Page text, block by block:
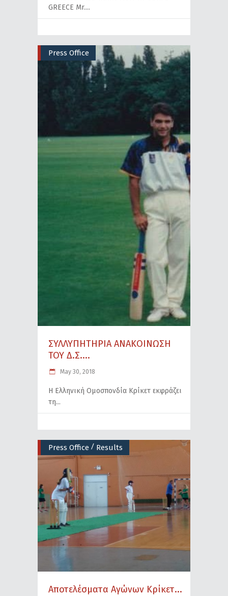
GREECE Mr.
Press Office
ΣΥΛΛΥΠΗΤΗΡΙΑ ΑΝΑΚΟΙΝΩΣΗ
ΤΟΥ Δ.Σ....
May 30, 2018
Η Ελληνική Ομοσπονδία Κρίκετ εκφράζει
τη
Press Office / Results
Αποτελέσματα Αγώνων Κρίκετ...